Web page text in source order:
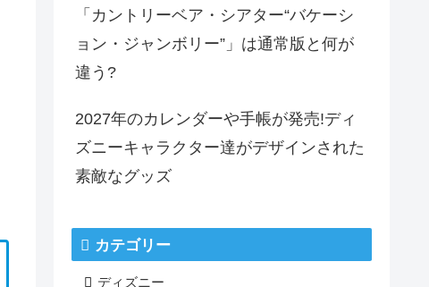
「カントリーベア・シアター“バケーシ
ョン・ジャンボリー”」は通常版と何が
違う?
2027年のカレンダーや手帳が発売!ディ
ズニーキャラクター達がデザインされた
素敵なグッズ
カテゴリー
ディズニー